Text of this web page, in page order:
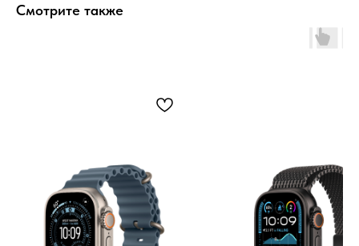
Смотрите также